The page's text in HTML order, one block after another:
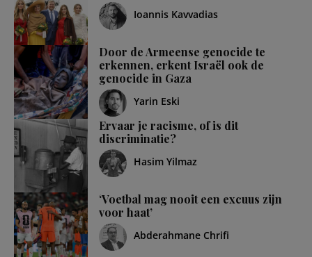
Ioannis Kavvadias
Door de Armeense genocide te
erkennen, erkent Israël ook de
genocide in Gaza
Yarin Eski
Ervaar je racisme, of is dit
discriminatie?
Hasim Yilmaz
‘Voetbal mag nooit een excuus zijn
voor haat’
Abderahmane Chrifi